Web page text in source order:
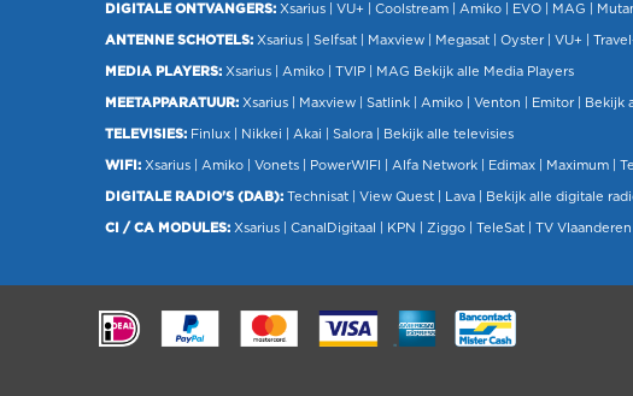
DIGITALE ONTVANGERS: Xsarius VU+ | Coolstream | Amiko EVO MAG
ANTENNE SCHOTELS: Xsarius Selfsat Maxview Megasat | Oyster | VU+
MEDIA PLAYERS: Xsarius Amiko TVIP MAG Bekijk alle Media Players
MEETAPPARATUUR: Xsarius Maxview Satlink Amiko Venton Emitor Bekijk
TELEVISIES: Finlux | Nikkei | Akai Salora Bekijk alle televisies
WIFI: Xsarius Amiko Vonets PowerWIFI Alfa Network Edimax | Maximum |
DIGITALE RADIO'S (DAB): Technisat View Quest Lava Bekijk alle digitale
CI / CA MODULES: Xsarius CanalDigitaal KPN Ziggo TeleSat TV Vlaanderen
.